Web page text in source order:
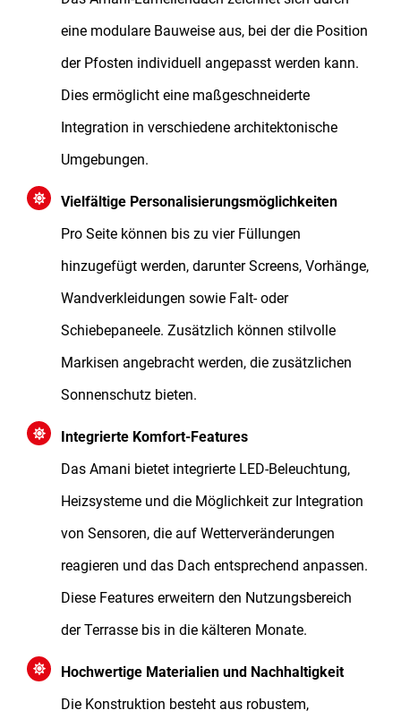
eine modulare Bauweise aus, bei der die Position
der Pfosten individuell angepasst werden kann.
Dies ermöglicht eine maßgeschneiderte
Integration in verschiedene architektonische
Umgebungen.
Vielfältige Personalisierungsmöglichkeiten
Pro Seite können bis zu vier Füllungen
hinzugefügt werden, darunter Screens, Vorhänge,
Wandverkleidungen sowie Falt- oder
Schiebepaneele. Zusätzlich können stilvolle
Markisen angebracht werden, die zusätzlichen
Sonnenschutz bieten.
Integrierte Komfort-Features
Das Amani bietet integrierte LED-Beleuchtung,
Heizsysteme und die Möglichkeit zur Integration
von Sensoren, die auf Wetterveränderungen
reagieren und das Dach entsprechend anpassen.
Diese Features erweitern den Nutzungsbereich
der Terrasse bis in die kälteren Monate.
Hochwertige Materialien und Nachhaltigkeit
Die Konstruktion besteht aus robustem,